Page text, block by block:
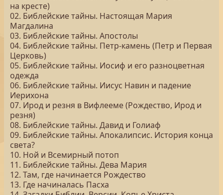
на кресте)
02. Библейские тайны. Настоящая Мария
Магдалина
03. Библейские тайны. Апостолы
04. Библейские тайны. Петр-камень (Петр и Первая
Церковь)
05. Библейские тайны. Иосиф и его разноцветная
одежда
06. Библейские тайны. Иисус Навин и падение
Иерихона
07. Ирод и резня в Вифлееме (Рождество, Ирод и
резня)
08. Библейские тайны. Давид и Голиаф
09. Библейские тайны. Апокалипсис. История конца
света?
10. Ной и Всемирный потоп
11. Библейские тайны. Дева Мария
12. Там, где начинается Рождество
13. Где начиналась Пасха